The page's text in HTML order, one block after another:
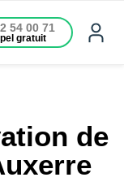
54 00 71
gratuit
de